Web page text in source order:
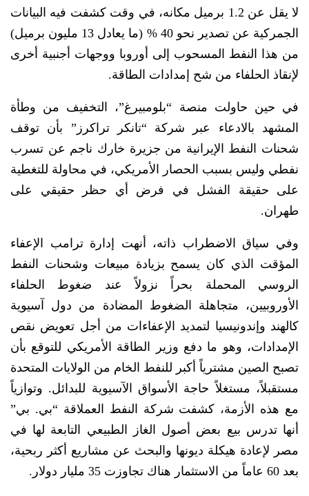
لا يقل عن 1.2 برميل مكانه، في وقت كشفت فيه البيانات
الجمركية عن تصدير نحو 40 % (ما يعادل 13 مليون برميل)
من هذا النفط المسحوب إلى أوروبا ووجهات أجنبية أخرى
لإنقاذ الحلفاء من شح إمدادات الطاقة.
في حين حاولت منصة “بلومبيرغ”، التخفيف من وطأة
المشهد بالادعاء عبر شركة “تانكر تراكرز” بأن توقف
شحنات النفط الإيرانية من جزيرة خارك ناجم عن تسرب
نفطي وليس بسبب الحصار الأمريكي، في محاولة للتغطية
على حقيقة الفشل في فرض أي حظر حقيقي على
طهران.
وفي سياق الاضطراب ذاته، أنهت إدارة ترامب الإعفاء
المؤقت الذي كان يسمح بزيادة مبيعات وشحنات النفط
الروسي المحملة بحراً نزولاً عند ضغوط الحلفاء
الأوروبيين، متجاهلة الضغوط المضادة من دول آسيوية
كالهند وإندونيسيا لتمديد الإعفاءات من أجل تعويض نقص
الإمدادات، وهو ما دفع وزير الطاقة الأمريكي للتوقع بأن
تصبح الصين مشترياً أكبر للنفط الخام من الولايات المتحدة
مستقبلاً، مستغلاً حاجة الأسواق الآسيوية للبدائل. وتوازياً
مع هذه الأزمة، كشفت شركة النفط العملاقة “بي. بي”
أنها تدرس بيع بعض أصول الغاز الطبيعي التابعة لها في
مصر لإعادة هيكلة ديونها والبحث عن مشاريع أكثر ربحية،
بعد 60 عاماً من الاستثمار هناك تجاوزت 35 مليار دولار.